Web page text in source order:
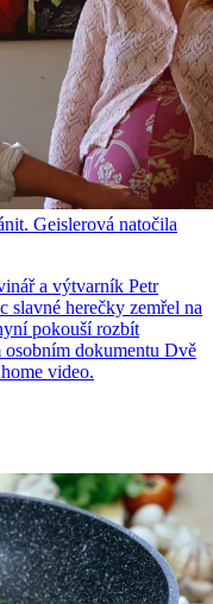
Geislerová natočila
a výtvarník Petr
slavné herečky zemřel na
pokouší rozbít
osobním dokumentu Dvě
video.